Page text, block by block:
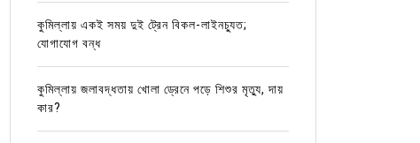
কুমিল্লায় একই সময় দুই ট্রেন বিকল-লাইনচ্যুত;
যোগাযোগ বন্ধ
কুমিল্লায় জলাবদ্ধতায় খোলা ড্রেনে পড়ে শিশুর মৃত্যু, দায়
কার?